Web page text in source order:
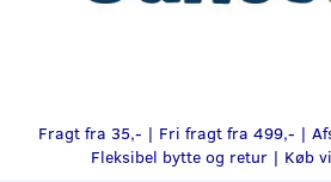
Fragt fra 35,- | Fri fragt fra 499,- |
Fleksibel bytte og retur | Køb